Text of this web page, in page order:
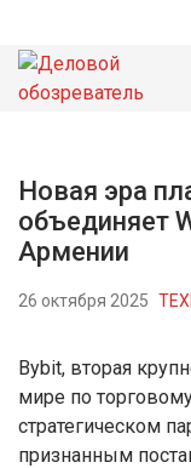
НОВОСТИ
Новая эра
объединяет
Армении
26 октября 2025
Bybit, вторая
мире по
стратегическом
признанным